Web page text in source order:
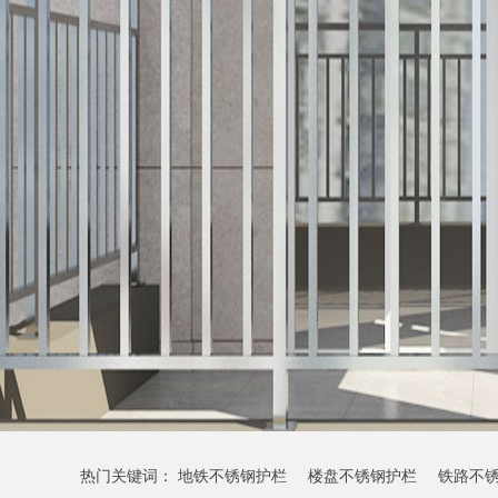
热门关键词： 地铁不锈钢护栏 楼盘不锈钢护栏 铁路不